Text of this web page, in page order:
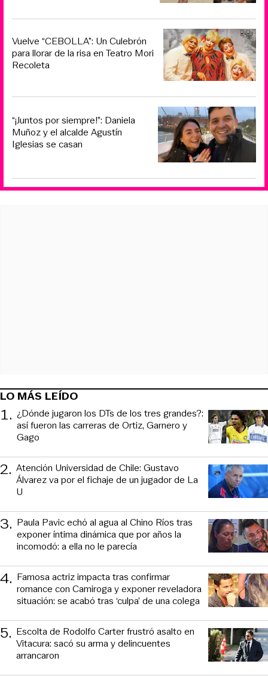
Vuelve “CEBOLLA”: Un Culebrón
para llorar de la risa en Teatro Mori
Recoleta
“¡Juntos por siempre!”: Daniela
Muñoz y el alcalde Agustín
Iglesias se casan
LO MÁS LEÍDO
1. ¿Dónde jugaron los DTs de los tres grandes?:
así fueron las carreras de Ortiz, Garnero y
Gago
2. Atención Universidad de Chile: Gustavo
Álvarez va por el fichaje de un jugador de La
U
3. Paula Pavic echó al agua al Chino Ríos tras
exponer íntima dinámica que por años la
incomodó: a ella no le parecía
4. Famosa actriz impacta tras confirmar
romance con Camiroga y exponer reveladora
situación: se acabó tras ‘culpa’ de una colega
5. Escolta de Rodolfo Carter frustró asalto en
Vitacura: sacó su arma y delincuentes
arrancaron